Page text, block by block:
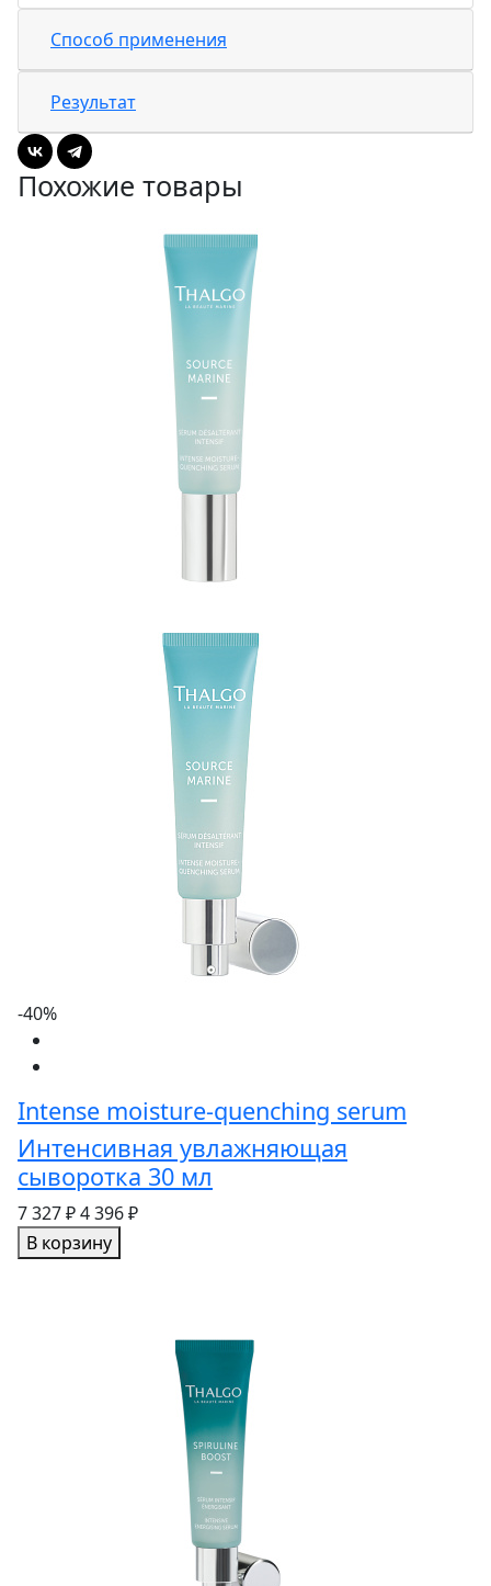
Способ применения
Результат
Похожие товары
-40%
Intense moisture-quenching serum
Интенсивная увлажняющая
сыворотка 30 мл
7 327 ₽4 396 ₽
В корзину